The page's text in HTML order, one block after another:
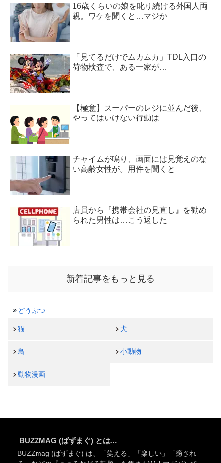
16歳くらいの娘を叱り続ける外国人両
親。ワケを聞くと…マジか
「見てるだけでムカムカ」TDL入口の
荷物検査で、ある一家が…
【極意】スーパーのレジに並んだ後、
やってはいけない行動は
チャイムが鳴り、画面には見覚えのな
い高齢女性が。用件を聞くと
店員から『携帯会社の見直し』を勧め
られた男性は…こう返した
新着記事をもっと見る
どうぶつ
猫 犬
鳥 小動物
動物漫画
BUZZMAG (ばずまぐ) とは…
BUZZmag (ばずまぐ) は、「笑える」「楽しい」「癒され